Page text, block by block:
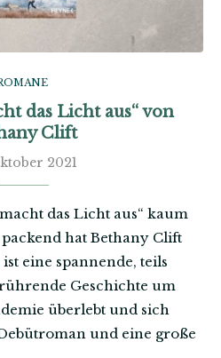
das Licht aus“ von
Clift
2021
das Licht aus“ kaum
hat Bethany Clift
eine spannende, teils
Geschichte um
überlebt und sich
und eine große